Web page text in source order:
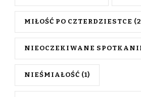
MIŁOŚĆ PO CZTERDZIESTCE
NIEOCZEKIWANE
NIEŚMIAŁOŚĆ (1)